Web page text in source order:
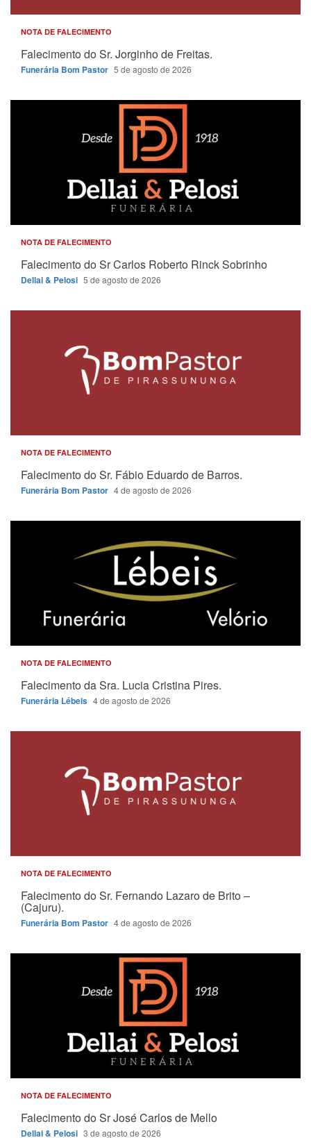
NOTA DE FALECIMENTO
Falecimento do Sr. Jorginho de Freitas.
Funerária Bom Pastor 5 de agosto de 2026
NOTA DE FALECIMENTO
Falecimento do Sr Carlos Roberto Rinck Sobrinho
Dellai & Pelosi 5 de agosto de 2026
NOTA DE FALECIMENTO
Falecimento do Sr. Fábio Eduardo de Barros.
Funerária Bom Pastor 4 de agosto de 2026
NOTA DE FALECIMENTO
Falecimento da Sra. Lucia Cristina Pires.
Funerária Lébeis 4 de agosto de 2026
NOTA DE FALECIMENTO
Falecimento do Sr. Fernando Lazaro de Brito –
(Cajuru).
Funerária Bom Pastor 4 de agosto de 2026
NOTA DE FALECIMENTO
Falecimento do Sr José Carlos de Mello
Dellai & Pelosi 3 de agosto de 2026